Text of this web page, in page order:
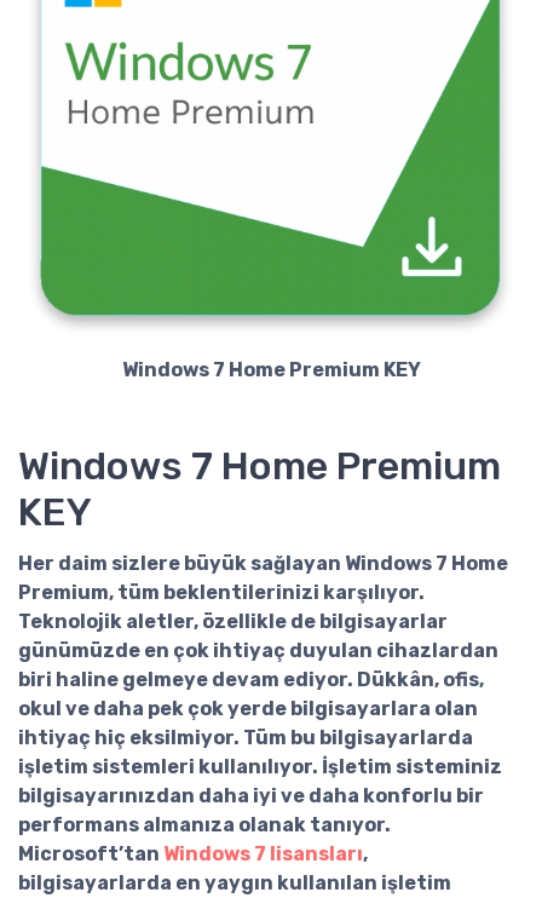
Windows 7 Home Premium KEY
Windows 7 Home Premium
KEY
Her daim sizlere büyük sağlayan Windows 7 Home
Premium, tüm beklentilerinizi karşılıyor.
Teknolojik aletler, özellikle de bilgisayarlar
günümüzde en çok ihtiyaç duyulan cihazlardan
biri haline gelmeye devam ediyor. Dükkân, ofis,
okul ve daha pek çok yerde bilgisayarlara olan
ihtiyaç hiç eksilmiyor. Tüm bu bilgisayarlarda
işletim sistemleri kullanılıyor. İşletim sisteminiz
bilgisayarınızdan daha iyi ve daha konforlu bir
performans almanıza olanak tanıyor.
Microsoft’tan Windows 7 lisansları,
bilgisayarlarda en yaygın kullanılan işletim